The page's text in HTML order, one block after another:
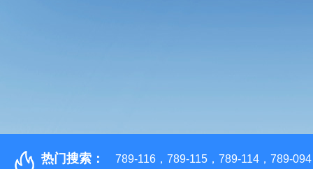
热门搜索： 789-116，789-115，789-114，789-